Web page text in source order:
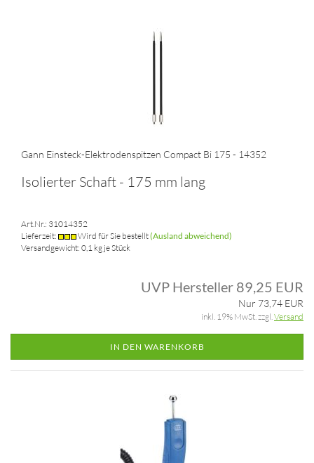
Gann Einsteck-Elektrodenspitzen Compact Bi 175 - 14352
Isolierter Schaft - 175 mm lang
Art.Nr.: 31014352
Lieferzeit:
Wird für Sie bestellt(Ausland abweichend)
Versandgewicht: 0,1 kg je Stück
UVP Hersteller 89,25 EUR
Nur 73,74 EUR
inkl. 19% MwSt. zzgl.Versand
IN DEN WARENKORB